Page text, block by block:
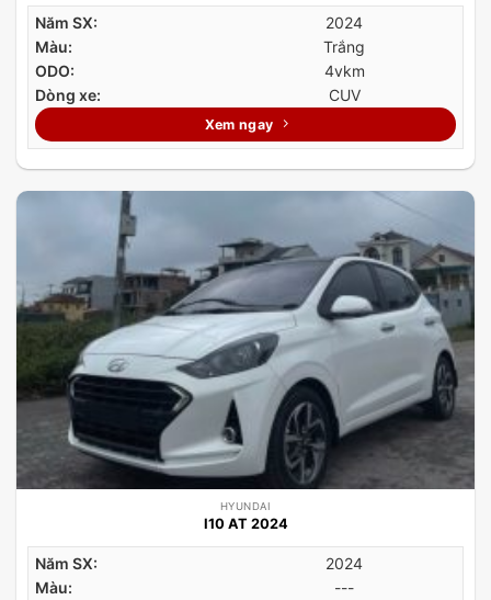
Năm SX:
2024
Màu:
Trắng
ODO:
4vkm
Dòng xe:
CUV
Xem ngay
HYUNDAI
I10 AT 2024
Năm SX:
2024
Màu:
---